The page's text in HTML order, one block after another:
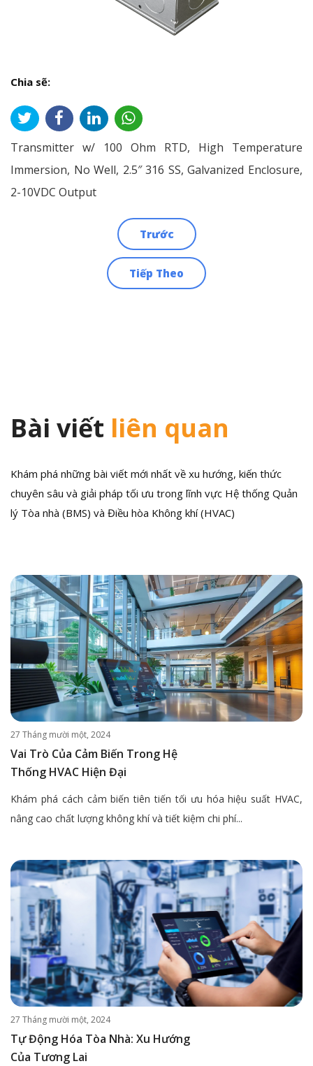
Chia sẽ:
Transmitter w/ 100 Ohm RTD, High Temperature
Immersion, No Well, 2.5″ 316 SS, Galvanized Enclosure,
2-10VDC Output
Trước
Tiếp Theo
Bài viết liên quan
Khám phá những bài viết mới nhất về xu hướng, kiến thức
chuyên sâu và giải pháp tối ưu trong lĩnh vực Hệ thống Quản
lý Tòa nhà (BMS) và Điều hòa Không khí (HVAC)
27 Tháng mười một, 2024
Vai Trò Của Cảm Biến Trong Hệ
Thống HVAC Hiện Đại
Khám phá cách cảm biến tiên tiến tối ưu hóa hiệu suất HVAC,
nâng cao chất lượng không khí và tiết kiệm chi phí...
27 Tháng mười một, 2024
Tự Động Hóa Tòa Nhà: Xu Hướng
Của Tương Lai